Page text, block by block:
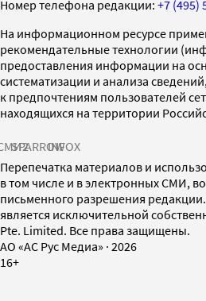
Номер телефона редакции: +7 (495)
На информационном ресурсе
рекомендательные технологии
предоставления информации на
систематизации и анализа
к предпочтениям пользователей
находящихся на территории
SPARROWINFOX
Перепечатка материалов и
в том числе и в электронных СМИ,
письменного разрешения
является исключительной
Pte. Limited. Все права защищены.
AO «АС Рус Медиа» · 2026
16+